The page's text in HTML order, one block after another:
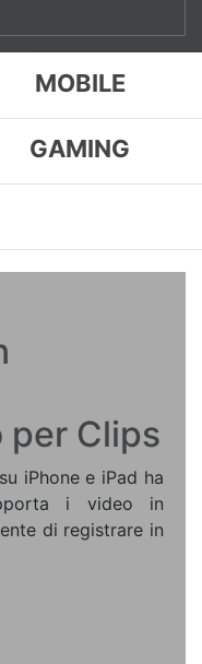
MOBILE
GAMING
per Clips
iPhone e iPad ha
i video in
di registrare in